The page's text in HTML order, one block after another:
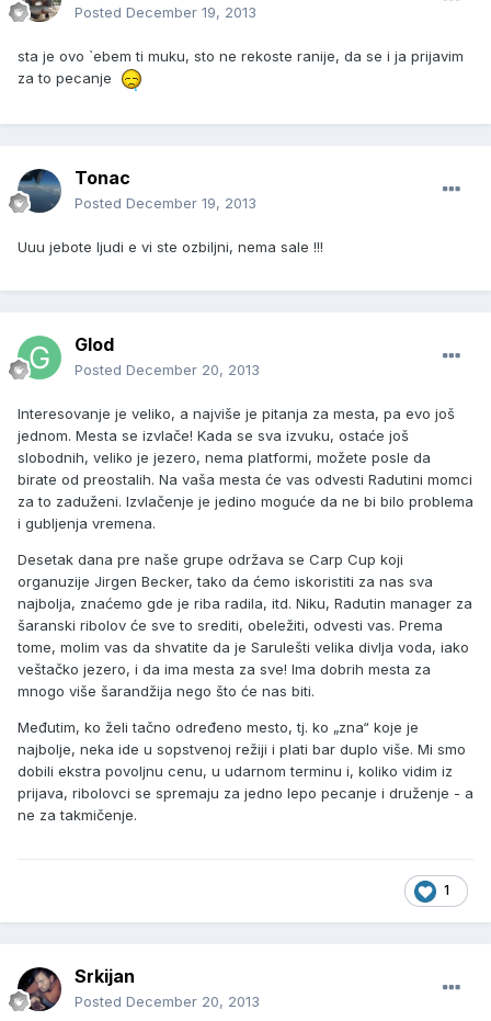
Posted December 19, 2013
sta je ovo `ebem ti muku, sto ne rekoste ranije, da se i ja prijavim
za to pecanje
Tonac
Posted December 19, 2013
Uuu jebote ljudi e vi ste ozbiljni, nema sale !!!
Glod
Posted December 20, 2013
Interesovanje je veliko, a najviše je pitanja za mesta, pa evo još
jednom. Mesta se izvlače! Kada se sva izvuku, ostaće još
slobodnih, veliko je jezero, nema platformi, možete posle da
birate od preostalih. Na vaša mesta će vas odvesti Radutini momci
za to zaduženi. Izvlačenje je jedino moguće da ne bi bilo problema
i gubljenja vremena.
Desetak dana pre naše grupe održava se Carp Cup koji
organuzije Jirgen Becker, tako da ćemo iskoristiti za nas sva
najbolja, znaćemo gde je riba radila, itd. Niku, Radutin manager za
šaranski ribolov će sve to srediti, obeležiti, odvesti vas. Prema
tome, molim vas da shvatite da je Sarulešti velika divlja voda, iako
veštačko jezero, i da ima mesta za sve! Ima dobrih mesta za
mnogo više šarandžija nego što će nas biti.
Međutim, ko želi tačno određeno mesto, tj. ko „zna“ koje je
najbolje, neka ide u sopstvenoj režiji i plati bar duplo više. Mi smo
dobili ekstra povoljnu cenu, u udarnom terminu i, koliko vidim iz
prijava, ribolovci se spremaju za jedno lepo pecanje i druženje - a
ne za takmičenje.
1
Srkijan
Posted December 20, 2013